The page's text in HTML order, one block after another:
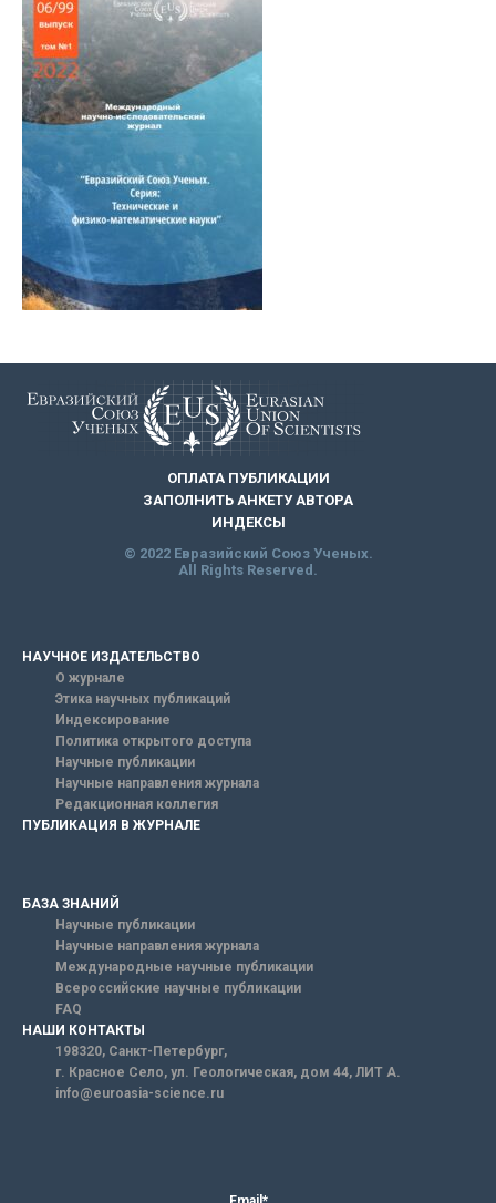
ОПЛАТА ПУБЛИКАЦИИ
ЗАПОЛНИТЬ АНКЕТУ АВТОРА
ИНДЕКСЫ
© 2022 Евразийский Союз Ученых.
All Rights Reserved.
НАУЧНОЕ ИЗДАТЕЛЬСТВО
О журнале
Этика научных публикаций
Индексирование
Политика открытого доступа
Научные публикации
Научные направления журнала
Редакционная коллегия
ПУБЛИКАЦИЯ В ЖУРНАЛЕ
БАЗА ЗНАНИЙ
Научные публикации
Научные направления журнала
Международные научные публикации
Всероссийские научные публикации
FAQ
НАШИ КОНТАКТЫ
198320, Санкт-Петербург,
г. Красное Село, ул. Геологическая, дом 44, ЛИТ А.
info@euroasia-science.ru